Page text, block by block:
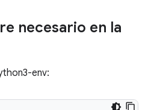
necesario en la
env: